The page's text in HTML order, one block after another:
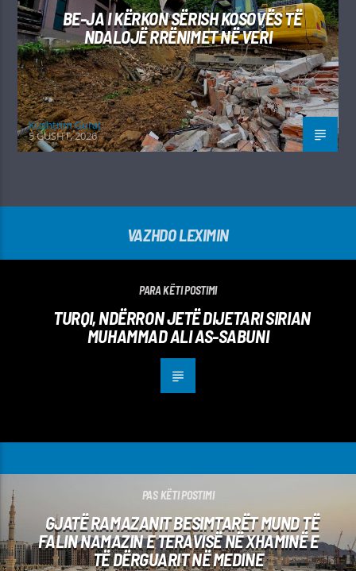
BE-JA I KËRKON SËRISH KOSOVËS TË
NDALOJË RRËNIMET NË VERI
Kushtrim Guraj
5 GUSHT, 2026
VAZHDO LEXIMIN
PARA KËTI POSTIMI
TURQI, NDËRRON JETË DIJETARI SIRIAN
MUHAMMAD ALI AS-SABUNI
PAS KËTI POSTIMI
GJATË RAMAZANIT BESIMTARËT MUND TË
FALIN NAMAZIN E TERAVISË NË XHAMINË E
TË DËRGUARIT NË MEDINE